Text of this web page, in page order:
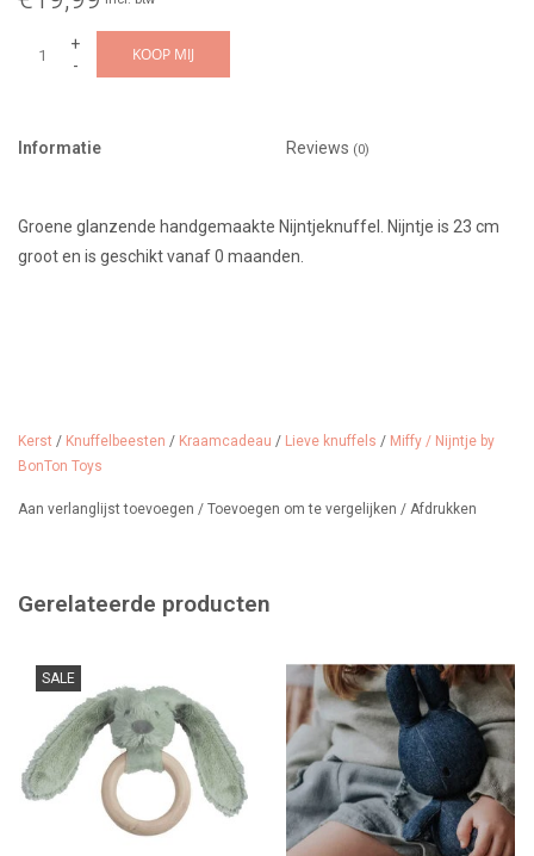
+
-
KOOP MIJ
Informatie Reviews (0)
Groene glanzende handgemaakte Nijntjeknuffel. Nijntje is 23 cm
groot en is geschikt vanaf 0 maanden.
Kerst / Knuffelbeesten / Kraamcadeau / Lieve knuffels / Miffy / Nijntje by
BonTon Toys
Aan verlanglijst toevoegen / Toevoegen om te vergelijken / Afdrukken
Gerelateerde producten
SALE